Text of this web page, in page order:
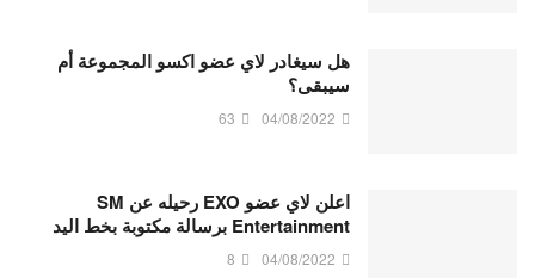
هل سيغادر لاي عضو اكسو المجموعة أم
سيبقى؟
04/08/2022
63
اعلن لاي عضو EXO رحيله عن SM
Entertainment برسالة مكتوبة بخط اليد
04/08/2022
8